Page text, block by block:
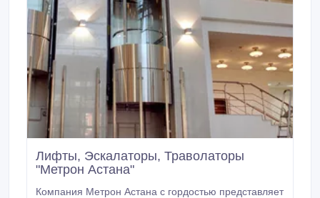
Лифты, Эскалаторы, Траволаторы
"Метрон Астана"
Компания Метрон Астана с гордостью представляет